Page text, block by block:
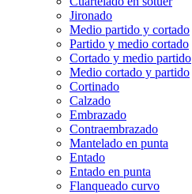
Jironado
Medio partido y cortado
Partido y medio cortado
Cortado y medio partido
Medio cortado y partido
Cortinado
Calzado
Embrazado
Contraembrazado
Mantelado en punta
Entado
Entado en punta
Flanqueado curvo